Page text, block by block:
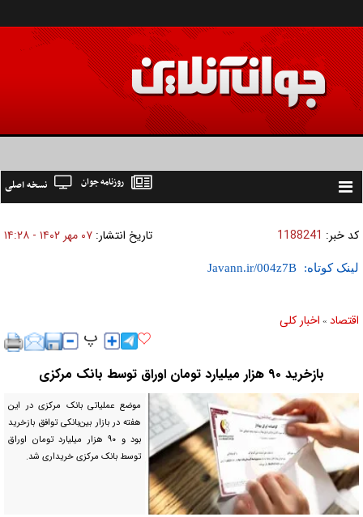
Toggle
نسخه اصلی روزنامه جوان
کد خبر: 1188241 تاریخ انتشار: ۰۷ مهر ۱۴۰۲ - ۱۴:۲۸
لینک کوتاه:
اقتصاد » اخبار کلی
بازخرید ۹۰ هزار میلیارد تومان اوراق توسط بانک مرکزی
موضع عملیاتی بانک مرکزی در این
هفته در بازار بین‌بانکی توافق بازخرید
بود و ۹۰ هزار میلیارد تومان اوراق
توسط بانک مرکزی خریداری شد.